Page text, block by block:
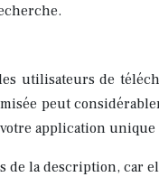
utilisateurs de
peut
application unique
de la description, car